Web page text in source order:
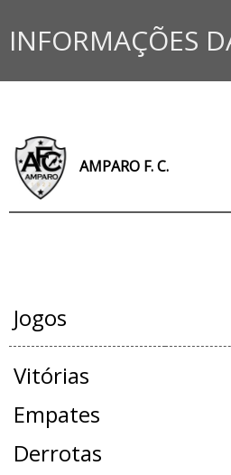
INFORMAÇÕES
AMPARO F. C.
Jogos
Vitórias
Empates
Derrotas